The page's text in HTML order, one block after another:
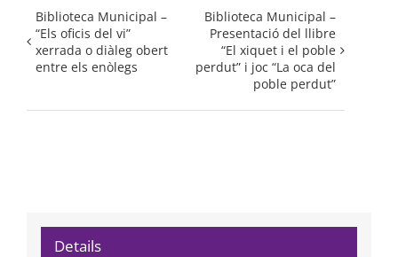
Biblioteca Municipal –
“Els oficis del vi”
xerrada o diàleg obert
entre els enòlegs
Biblioteca Municipal –
Presentació del llibre
“El xiquet i el poble
perdut” i joc “La oca del
poble perdut”
Details